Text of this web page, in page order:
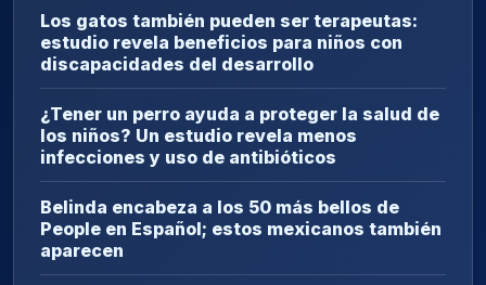
Los gatos también pueden ser terapeutas:
estudio revela beneficios para niños con
discapacidades del desarrollo
¿Tener un perro ayuda a proteger la salud de
los niños? Un estudio revela menos
infecciones y uso de antibióticos
Belinda encabeza a los 50 más bellos de
People en Español; estos mexicanos también
aparecen